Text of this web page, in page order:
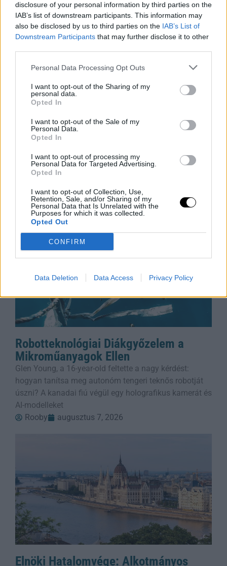
disclosure of your personal information by third parties on the
IAB’s list of downstream participants. This information may
also be disclosed by us to third parties on the IAB’s List of
Downstream Participants that may further disclose it to other
Personal Data Processing Opt Outs
I want to opt-out of the Sharing of my
personal data.
Opted In
I want to opt-out of the Sale of my
Personal Data.
Opted In
I want to opt-out of processing my
Personal Data for Targeted Advertising.
Opted In
I want to opt-out of Collection, Use,
Retention, Sale, and/or Sharing of my
Personal Data that Is Unrelated with the
Purposes for which it was collected.
Opted Out
CONFIRM
Data Deletion Data Access Privacy Policy
Barátság és Pénz? Így Maradjatok
Együtt Étkezési Döntéseknél
lebonyolítani, ami komoly anyagi terhet jelenthet – de
hogyan őrizd meg a kapcsolatot anélkül, hogy
tönkremennél? Ez a cikk
Rooby
augusztus 7, 2026
Robotteknológiai Diákgyőzelem a
Mikroműanyagok Ellen
Glen Young, a 16-year-old feltette a nagy kérdést:
hogyan tanítsa meg autonóm tengeri teknős robotját
úszni? A kanadai fiú végül egy holografikus kamerát és
AI-modelleket
Rooby
augusztus 7, 2026
Elnöki Hatalomvége: Alkotmányos